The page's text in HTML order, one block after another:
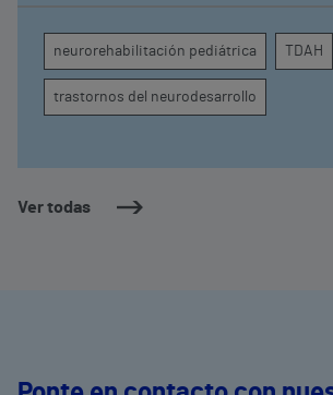
Ver todas
atención, la regulación emocional y la
conducta
neurorehabilitación pediátrica TDAH
trastornos del neurodesarrollo